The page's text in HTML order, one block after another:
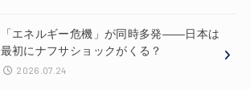
「エネルギー危機」が同時多発——日本は
最初にナフサショックがくる？
2026.07.24